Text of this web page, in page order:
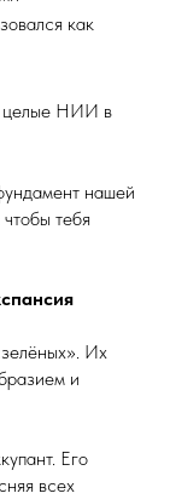
как
целые НИИ в
нашей
тебя
Их
и
Его
всех